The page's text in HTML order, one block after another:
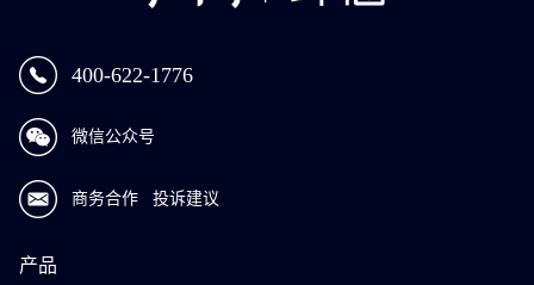
400-622-1776
微信公众号
商务合作 投诉建议
产品